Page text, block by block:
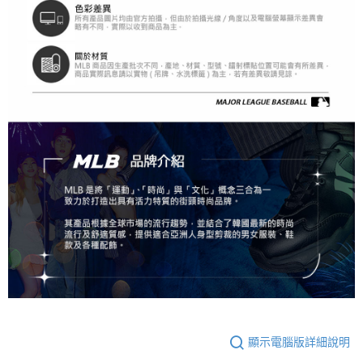
顯示電腦版詳細說明